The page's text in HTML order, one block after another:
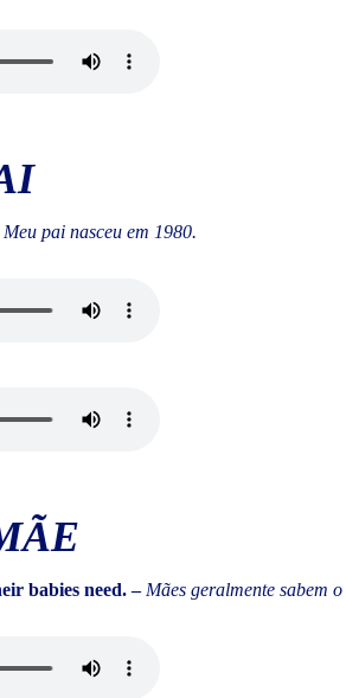
Meu pai nasceu em 1980.
babies need. –Mães geralmente sabem